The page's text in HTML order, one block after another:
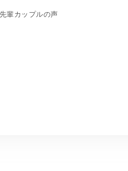
先輩カップルの声